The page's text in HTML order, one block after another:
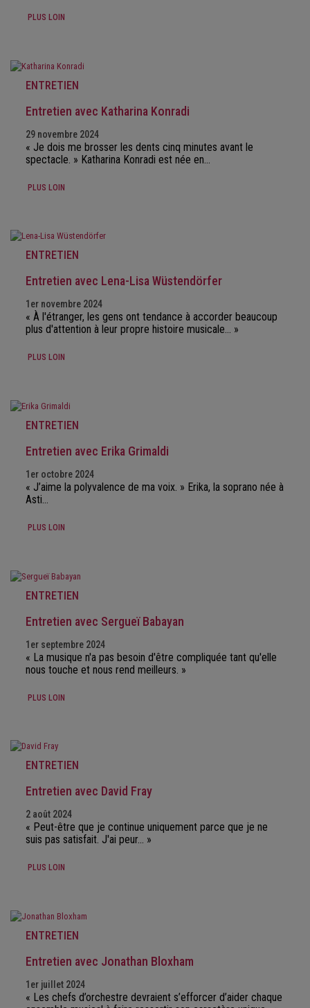
PLUS LOIN
ENTRETIEN
Entretien avec Katharina Konradi
29 novembre 2024
« Je dois me brosser les dents cinq minutes avant le
spectacle. » Katharina Konradi est née en…
PLUS LOIN
ENTRETIEN
Entretien avec Lena-Lisa Wüstendörfer
1er novembre 2024
« À l'étranger, les gens ont tendance à accorder beaucoup
plus d'attention à leur propre histoire musicale… »
PLUS LOIN
ENTRETIEN
Entretien avec Erika Grimaldi
1er octobre 2024
« J’aime la polyvalence de ma voix. » Erika, la soprano née à
Asti…
PLUS LOIN
ENTRETIEN
Entretien avec Sergueï Babayan
1er septembre 2024
« La musique n'a pas besoin d'être compliquée tant qu'elle
nous touche et nous rend meilleurs. »
PLUS LOIN
ENTRETIEN
Entretien avec David Fray
2 août 2024
« Peut-être que je continue uniquement parce que je ne
suis pas satisfait. J'ai peur… »
PLUS LOIN
ENTRETIEN
Entretien avec Jonathan Bloxham
1er juillet 2024
« Les chefs d’orchestre devraient s’efforcer d’aider chaque